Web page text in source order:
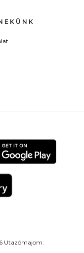
Utazómajom.